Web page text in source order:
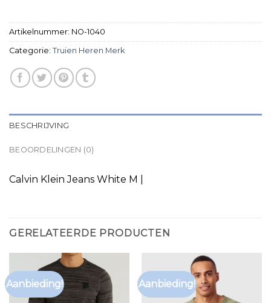
Artikelnummer: NO-1040
Categorie: Truien Heren Merk
BESCHRIJVING
BEOORDELINGEN (0)
Calvin Klein Jeans White M |
GERELATEERDE PRODUCTEN
Aanbieding! Aanbieding!